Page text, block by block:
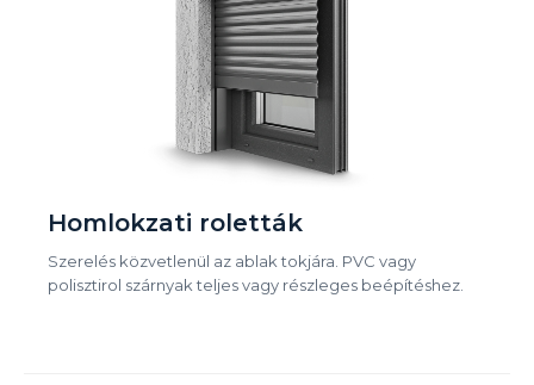
Homlokzati roletták
Szerelés közvetlenül az ablak tokjára. PVC vagy
polisztirol szárnyak teljes vagy részleges beépítéshez.